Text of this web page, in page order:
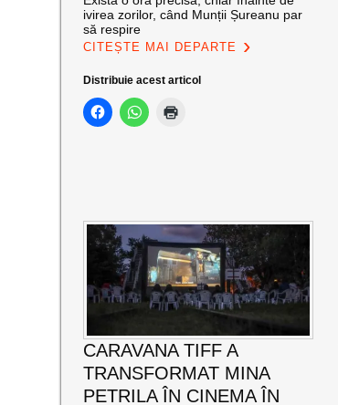
ivirea zorilor, când Munții Șureanu par
să respire
CITEȘTE MAI DEPARTE
Distribuie acest articol
CARAVANA TIFF A
TRANSFORMAT MINA
PETRILA ÎN CINEMA ÎN